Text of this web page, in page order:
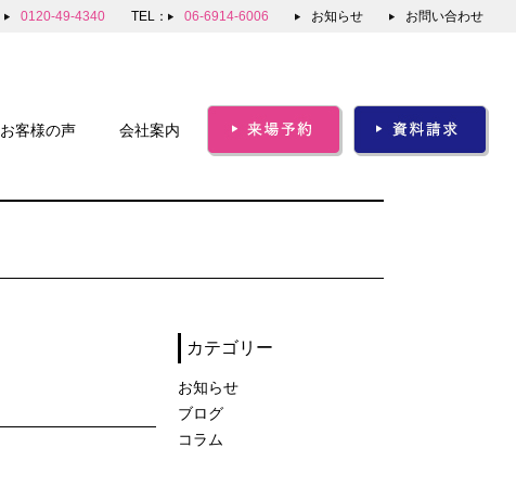
0120-49-4340 TEL： 06-6914-6006 お知らせ お問い合わせ
お客様の声 会社案内
カテゴリー
お知らせ
ブログ
コラム